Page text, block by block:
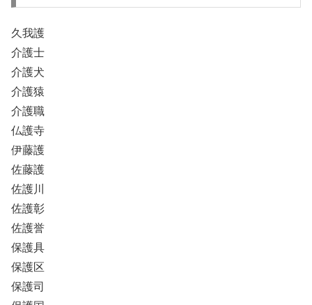
久我護
介護士
介護犬
介護猿
介護職
仏護寺
伊藤護
佐藤護
佐護川
佐護彰
佐護誉
保護具
保護区
保護司